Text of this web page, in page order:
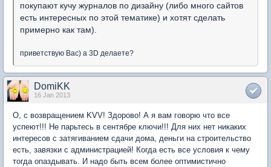
покупают кучу журналов по дизайну (либо много сайтов
есть интересных по этой тематике) и хотят сделать
примерно как там).
приветствую Вас) а 3D делаете?
DomiKK
16 Jan 2013
О, с возвращением KVV! Здорово! А я вам говорю что все
успеют!!! Не парьтесь в сентябре ключи!!! Для них нет никаких
интересов с затягиванием сдачи дома, деньги на строительство
есть, завязки с администрацией! Когда есть все условия к чему
тогда опаздывать. И надо быть всем более оптимистично